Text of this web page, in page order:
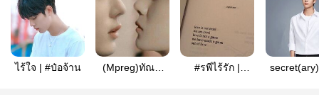
ไร้ใจ​ | #ป๋อจ้าน
(Mpreg)ทัณฑ์
#รพีไร้รัก |